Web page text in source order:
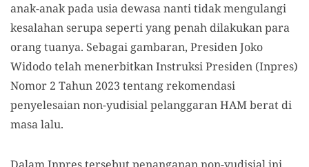
anak-anak pada usia dewasa nanti tidak mengulangi
kesalahan serupa seperti yang penah dilakukan para
orang tuanya. Sebagai gambaran, Presiden Joko
Widodo telah menerbitkan Instruksi Presiden (Inpres)
Nomor 2 Tahun 2023 tentang rekomendasi
penyelesaian non-yudisial pelanggaran HAM berat di
masa lalu.